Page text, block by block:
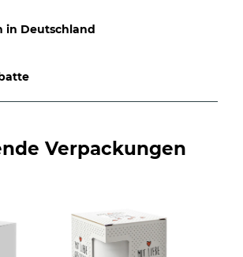
in Deutschland
Verpackungen